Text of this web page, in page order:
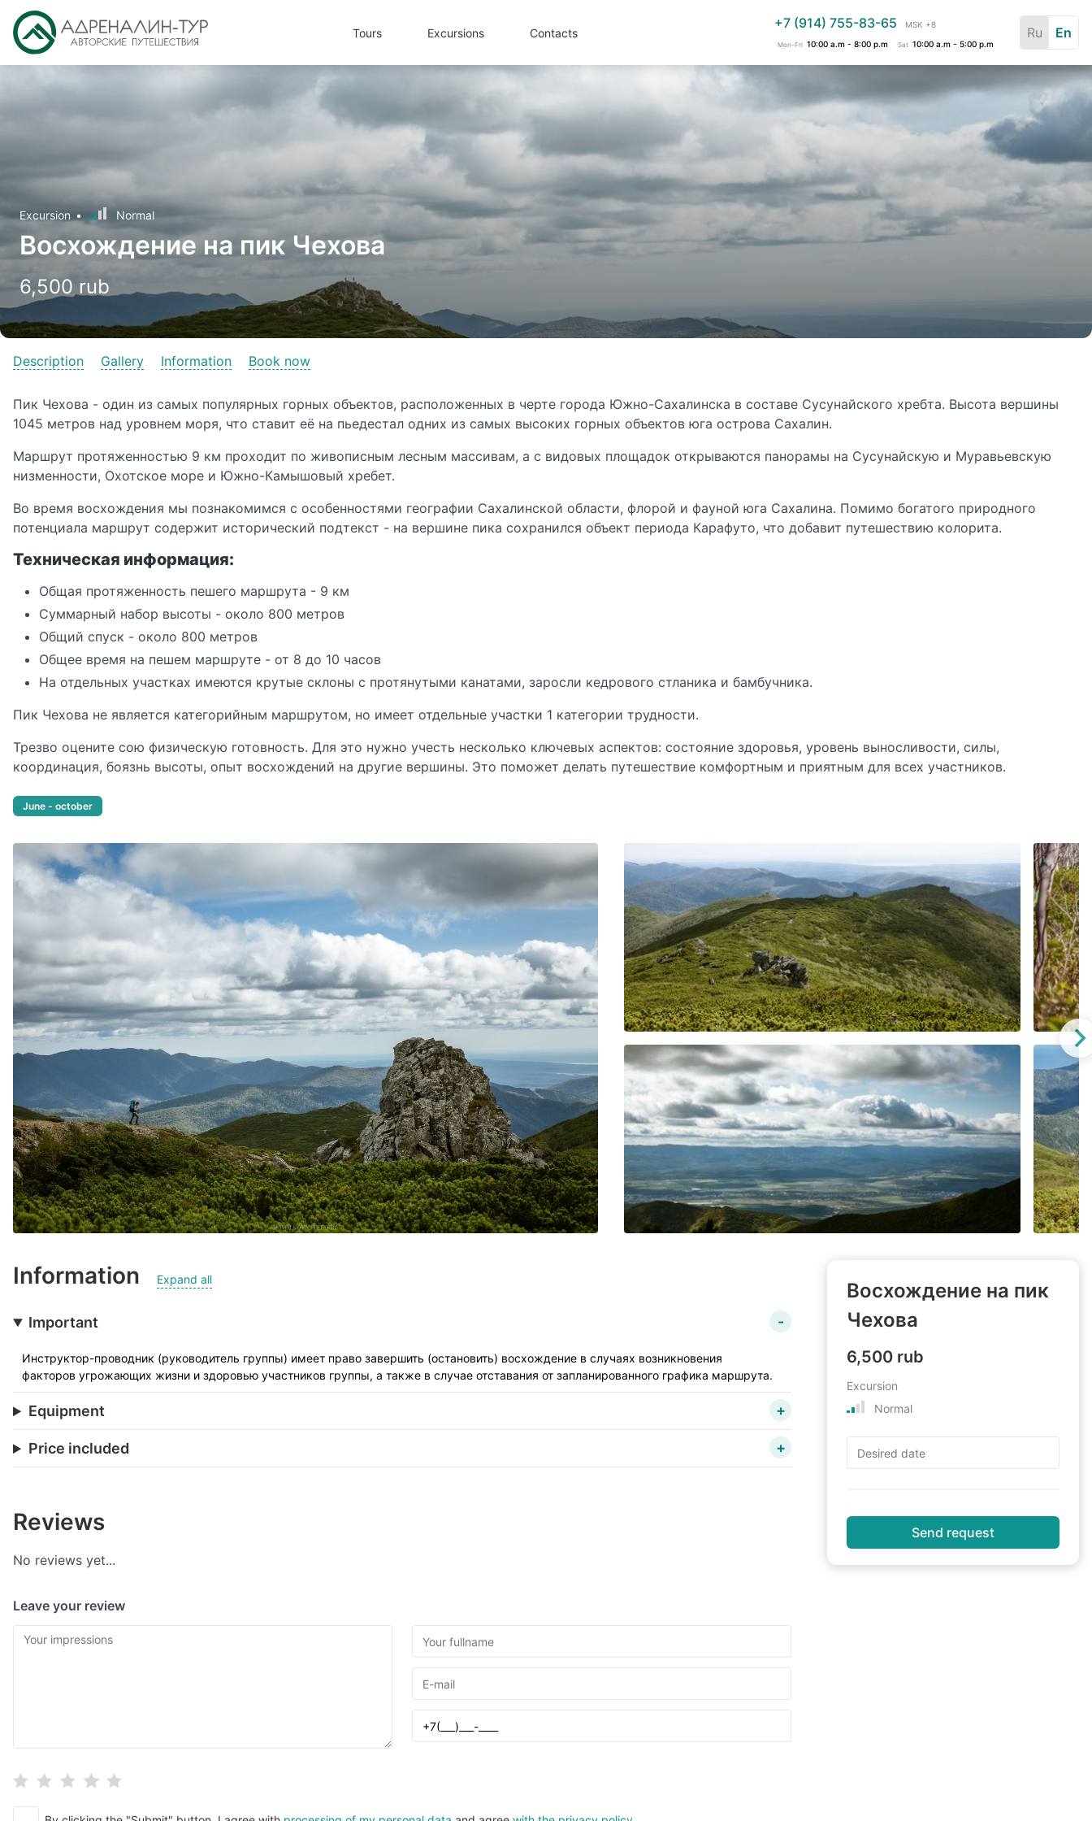
Tours Excursions Contacts
+7 (914) 755-83-65 MSK +8
Mon-Fri 10:00 a.m - 8:00 p.m Sat 10:00 a.m - 5:00 p.m
Ru En
Excursion Normal
Восхождение на пик Чехова
6,500 rub
Description Gallery Information Book now
Пик Чехова - один из самых популярных горных объектов, расположенных в черте города Южно-Сахалинска в составе Сусунайского хребта. Высота вершины
1045 метров над уровнем моря, что ставит её на пьедестал одних из самых высоких горных объектов юга острова Сахалин.
Маршрут протяженностью 9 км проходит по живописным лесным массивам, а с видовых площадок открываются панорамы на Сусунайскую и Муравьевскую
низменности, Охотское море и Южно-Камышовый хребет.
Во время восхождения мы познакомимся с особенностями географии Сахалинской области, флорой и фауной юга Сахалина. Помимо богатого природного
потенциала маршрут содержит исторический подтекст - на вершине пика сохранился объект периода Карафуто, что добавит путешествию колорита.
Техническая информация:
Общая протяженность пешего маршрута - 9 км
Суммарный набор высоты - около 800 метров
Общий спуск - около 800 метров
Общее время на пешем маршруте - от 8 до 10 часов
На отдельных участках имеются крутые склоны с протянутыми канатами, заросли кедрового стланика и бамбучника.
Пик Чехова не является категорийным маршрутом, но имеет отдельные участки 1 категории трудности.
Трезво оцените сою физическую готовность. Для это нужно учесть несколько ключевых аспектов: состояние здоровья, уровень выносливости, силы,
координация, боязнь высоты, опыт восхождений на другие вершины. Это поможет делать путешествие комфортным и приятным для всех участников.
June - october
Information Expand all
Important
Инструктор-проводник (руководитель группы) имеет право завершить (остановить) восхождение в случаях возникновения
факторов угрожающих жизни и здоровью участников группы, а также в случае отставания от запланированного графика маршрута.
Equipment
Price included
Reviews
No reviews yet...
Leave your review
Восхождение на пик
Чехова
6,500 rub
Excursion
Normal
Send request